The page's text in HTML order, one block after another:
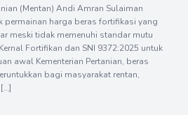
(Mentan) Andi Amran Sulaiman
permainan harga beras fortifikasi yang
meski tidak memenuhi standar mutu
Fortifikan dan SNI 9372:2025 untuk
awal Kementerian Pertanian, beras
bagi masyarakat rentan,